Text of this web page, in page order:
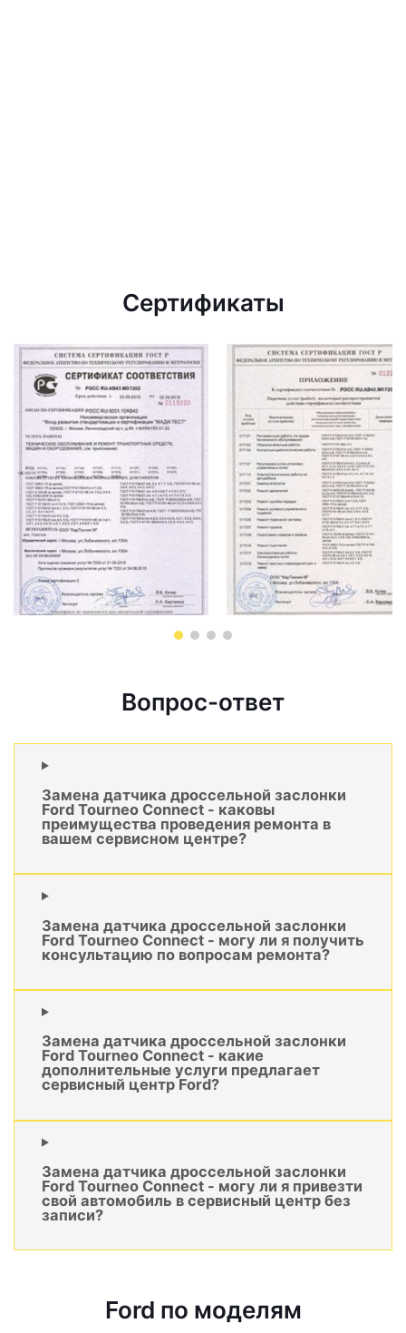
Сертификаты
Вопрос-ответ
Замена датчика дроссельной заслонки
Ford Tourneo Connect - каковы
преимущества проведения ремонта в
вашем сервисном центре?
Замена датчика дроссельной заслонки
Ford Tourneo Connect - могу ли я получить
консультацию по вопросам ремонта?
Замена датчика дроссельной заслонки
Ford Tourneo Connect - какие
дополнительные услуги предлагает
сервисный центр Ford?
Замена датчика дроссельной заслонки
Ford Tourneo Connect - могу ли я привезти
свой автомобиль в сервисный центр без
записи?
Ford по моделям